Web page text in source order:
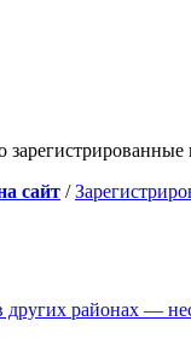
сайт /
других районах —